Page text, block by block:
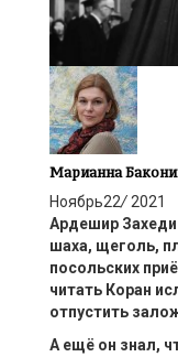
Марианна
Ноябрь22/2021
Ардешир
шаха, щеголь,
посольских
читать Коран
отпустить
А ещё он знал,